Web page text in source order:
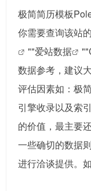
极简简历模板
你需要查询该站
""爱站数据 ""
数据参考，建议
评估因素如：极
引擎收录以及索
的价值，最主要
一些确切的数据
进行洽谈提供。